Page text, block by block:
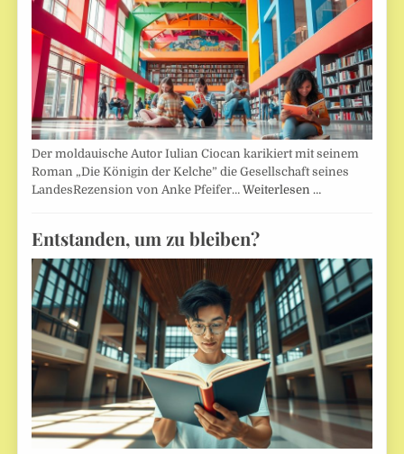
Der moldauische Autor Iulian Ciocan karikiert mit seinem
Roman „Die Königin der Kelche” die Gesellschaft seines
LandesRezension von Anke Pfeifer…Weiterlesen …
Entstanden, um zu bleiben?